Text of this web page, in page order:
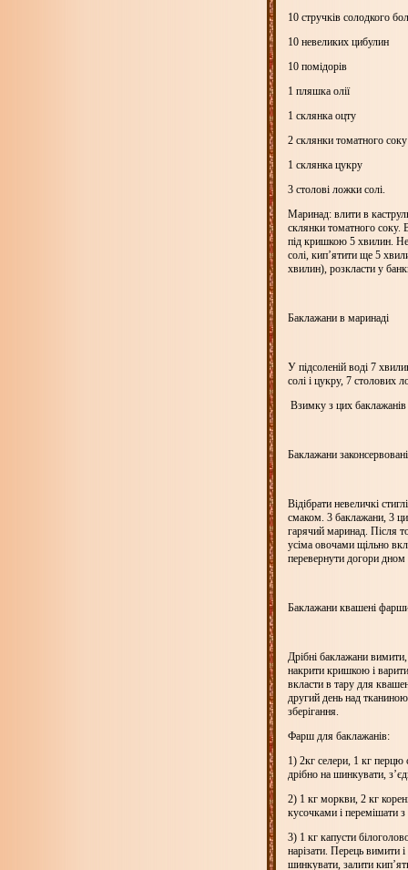
10 стручків солодкого
10 невеликих цибулин
10 помідорів
1 пляшка олії
1 склянка оцту
2 склянки томатного соку
1 склянка цукру
3 столові ложки солі.
Маринад: влити в
склянки томатного соку.
під кришкою 5 хвилин.
солі, кип’ятити ще 5
хвилин), розкласти у
Баклажани в маринаді
У підсоленій воді 7
солі і цукру, 7 столових
Взимку з цих баклажанів
Баклажани
Відібрати невеличкі
смаком. 3 баклажани, 3
гарячий маринад. Після
усіма овочами щільно
перевернути догори дном
Баклажани квашені
Дрібні баклажани
накрити кришкою і
вкласти в тару для
другий день над
зберігання.
Фарш для баклажанів:
1) 2кг селери, 1 кг перцю
дрібно на шинкувати,
2) 1 кг моркви, 2 кг
кусочками і перемішати
3) 1 кг капусти
нарізати. Перець вимити
шинкувати, залити